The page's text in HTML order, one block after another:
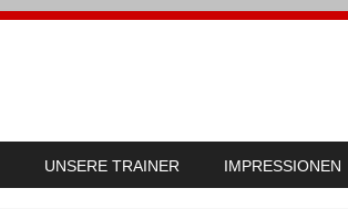
UNSERE TRAINER IMPRESSIONEN